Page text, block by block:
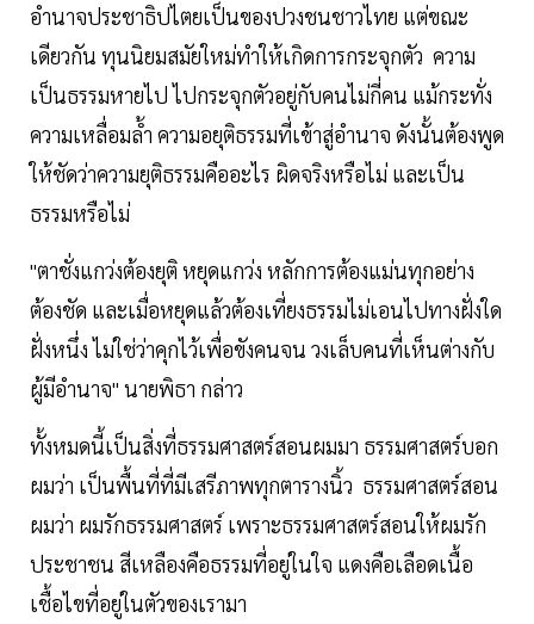
อำนาจประชาธิปไตยเป็นของปวงชนชาวไทย แต่ขณะ
เดียวกัน ทุนนิยมสมัยใหม่ทำให้เกิดการกระจุกตัว ความ
เป็นธรรมหายไป ไปกระจุกตัวอยู่กับคนไม่กี่คน แม้กระทั่ง
ความเหลื่อมล้ำ ความอยุติธรรมที่เข้าสู่อำนาจ ดังนั้นต้องพูด
ให้ชัดว่าความยุติธรรมคืออะไร ผิดจริงหรือไม่ และเป็น
ธรรมหรือไม่
"ตาชั่งแกว่งต้องยุติ หยุดแกว่ง หลักการต้องแม่นทุกอย่าง
ต้องชัด และเมื่อหยุดแล้วต้องเที่ยงธรรมไม่เอนไปทางฝั่งใด
ฝั่งหนึ่ง ไม่ใช่ว่าคุกไว้เพื่อขังคนจน วงเล็บคนที่เห็นต่างกับ
ผู้มีอำนาจ" นายพิธา กล่าว
ทั้งหมดนี้เป็นสิ่งที่ธรรมศาสตร์สอนผมมา ธรรมศาสตร์บอก
ผมว่า เป็นพื้นที่ที่มีเสรีภาพทุกตารางนิ้ว ธรรมศาสตร์สอน
ผมว่า ผมรักธรรมศาสตร์ เพราะธรรมศาสตร์สอนให้ผมรัก
ประชาชน สีเหลืองคือธรรมที่อยู่ในใจ แดงคือเลือดเนื้อ
เชื้อไขที่อยู่ในตัวของเรามา